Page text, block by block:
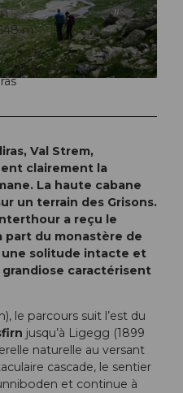
© Markus Fehlmann, Verein Urner Wanderwege
|CC-BY
m
Val Strem,
clairement la
La haute cabane
un terrain des Grisons.
a reçu le
part du monastère de
une solitude intacte et
caractérisent
le parcours suit l’est du
jusqu’à Ligegg (1899
naturelle au versant
cascade, le sentier
et continue à